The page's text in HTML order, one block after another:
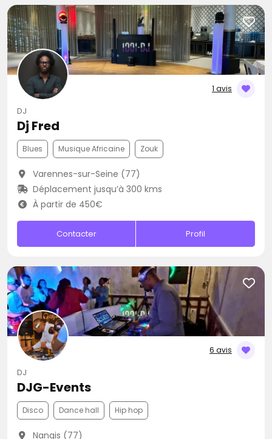
1 avis
DJ
Dj Fred
Blues Musique Africaine Zouk
Varennes-sur-Seine (77)
Déplacement jusqu’à 300 kms
À partir de 450€
Contacter Profil
6 avis
DJ
DJG-Events
Disco Dance hall Hip hop
Nangis (77)